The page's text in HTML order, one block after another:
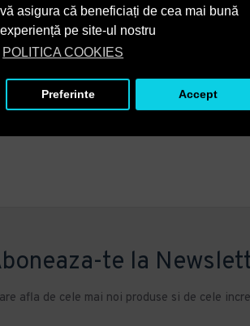
vă asigura că beneficiați de cea mai bună
experiență pe site-ul nostru
POLITICA COOKIES
Preferinte Accept
te la
afla de cele mai noi produse si de cele